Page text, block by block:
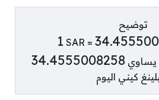
توضيح
1 SAR =
يساوي34.4555008258
كيني اليوم